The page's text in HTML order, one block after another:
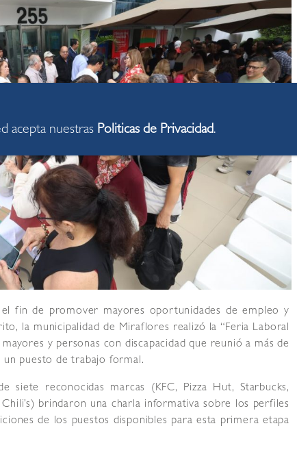
fin de promover mayores oportunidades de empleo y
la municipalidad de Miraflores realizó la “Feria Laboral
y personas con discapacidad que reunió a más de
un puesto de trabajo formal.
siete reconocidas marcas (KFC, Pizza Hut, Starbucks,
brindaron una charla informativa sobre los perfiles
de los puestos disponibles para esta primera etapa
acepta nuestras Politicas de Privacidad.